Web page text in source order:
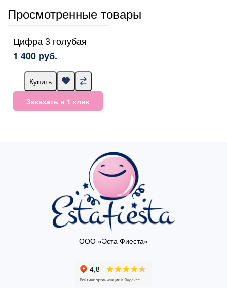
Просмотренные товары
Цифра 3 голубая
1 400 руб.
Купить
Заказать в 1 клик
ООО «Эста Фиеста»